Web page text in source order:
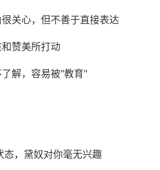
关心，但不善于直接表达
赞美所打动
解，容易被"教育"
，黛奴对你毫无兴趣